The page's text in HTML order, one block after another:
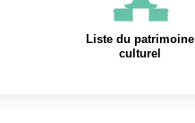
Liste du patrimoine
culturel